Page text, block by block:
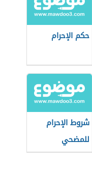
حكم الإحرام
شروط الإحرام
للمضحي